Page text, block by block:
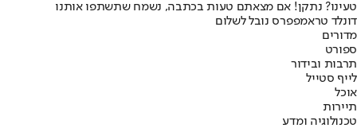
טעינו? נתקן! אם מצאתם טעות בכתבה, נשמח שתשתפו אותנו
דונלד טראמפפרס נובל לשלום
מדורים
ספורט
תרבות ובידור
לייף סטייל
אוכל
תיירות
טכנולוגיה ומדע